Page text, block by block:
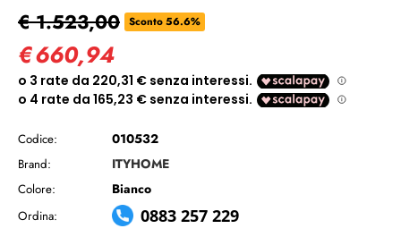
€ 1.523,00 Sconto 56.6%
€660,94
Codice: 010532
Brand: ITYHOME
Colore: Bianco
Ordina: 0883 257 229